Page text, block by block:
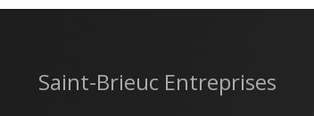
Saint-Brieuc Entreprises